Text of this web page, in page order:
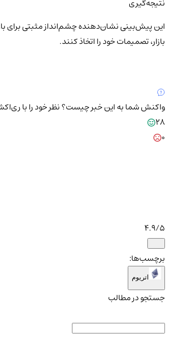
نتیجه‌گیری
این پیش‌بینی نشان‌دهنده چشم‌انداز مثبتی برای
بازار، تصمیمات خود را اتخاذ کنند.
واکنش شما به این خبر چیست؟نظر خود را با
28
0
4.9/5
برچسب‌ها:
اتریوم
جستجو در مطالب